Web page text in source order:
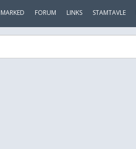
MARKED FORUM LINKS STAMTAVLE